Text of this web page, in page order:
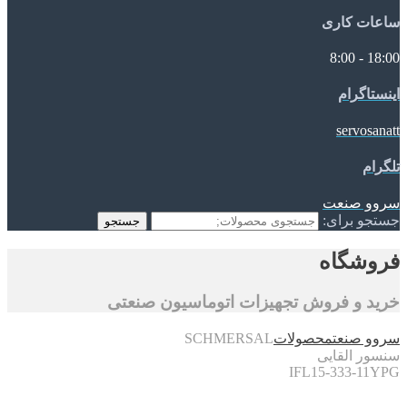
ساعات کاری
18:00 - 8:00
اینستاگرام
servosanatt
تلگرام
سروو صنعت
جستجو برای:
جستجو
فروشگاه
خرید و فروش تجهیزات اتوماسیون صنعتی
سروو صنعتمحصولاتSCHMERSAL
سنسور القایی
IFL15-333-11YPG